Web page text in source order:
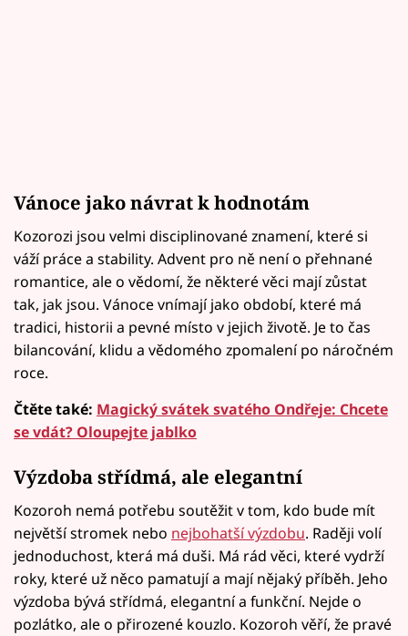
Vánoce jako návrat k hodnotám
Kozorozi jsou velmi disciplinované znamení, které si
váží práce a stability. Advent pro ně není o přehnané
romantice, ale o vědomí, že některé věci mají zůstat
tak, jak jsou. Vánoce vnímají jako období, které má
tradici, historii a pevné místo v jejich životě. Je to čas
bilancování, klidu a vědomého zpomalení po náročném
roce.
Čtěte také: Magický svátek svatého Ondřeje: Chcete
se vdát? Oloupejte jablko
Výzdoba střídmá, ale elegantní
Kozoroh nemá potřebu soutěžit v tom, kdo bude mít
největší stromek nebo nejbohatší výzdobu. Raději volí
jednoduchost, která má duši. Má rád věci, které vydrží
roky, které už něco pamatují a mají nějaký příběh. Jeho
výzdoba bývá střídmá, elegantní a funkční. Nejde o
pozlátko, ale o přirozené kouzlo. Kozoroh věří, že pravé